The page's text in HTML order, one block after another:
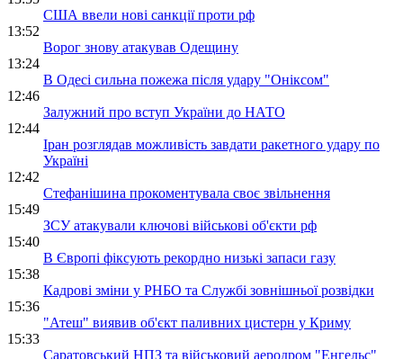
США ввели нові санкції проти рф
13:52
Ворог знову атакував Одещину
13:24
В Одесі сильна пожежа після удару "Оніксом"
12:46
Залужний про вступ України до НАТО
12:44
Іран розглядав можливість завдати ракетного удару по
Україні
12:42
Стефанішина прокоментувала своє звільнення
15:49
ЗСУ атакували ключові військові об'єкти рф
15:40
В Європі фіксують рекордно низькі запаси газу
15:38
Кадрові зміни у РНБО та Службі зовнішньої розвідки
15:36
"Атеш" виявив об'єкт паливних цистерн у Криму
15:33
Саратовський НПЗ та військовий аеродром "Енгельс"